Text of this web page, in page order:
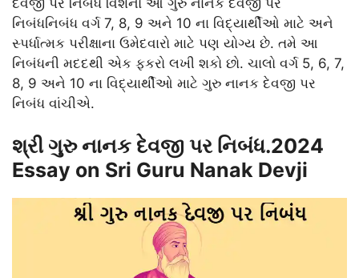
નિબંધનિબંધ વર્ગ 7, 8, 9 અને 10 ના વિદ્યાર્થીઓ માટે અને
સ્પર્ધાત્મક પરીક્ષાના ઉમેદવારો માટે પણ યોગ્ય છે. તમે આ
નિબંધની મદદથી એક ફકરો લખી શકો છો. ચાલો વર્ગ 5, 6, 7,
8, 9 અને 10 ના વિદ્યાર્થીઓ માટે ગુરુ નાનક દેવજી પર
નિબંધ વાંચીએ.
શ્રી ગુરુ નાનક દેવજી પર નિબંધ.2024
Essay on Sri Guru Nanak Devji